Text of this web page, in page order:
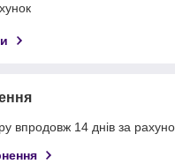
впродовж 14 днів за